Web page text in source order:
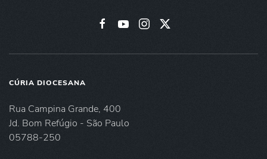
CÚRIA DIOCESANA
Rua Campina Grande, 400
Jd. Bom Refúgio - São Paulo
05788-250